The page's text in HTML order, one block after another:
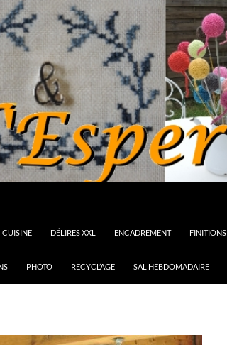
CUISINE DÉLIRES XXL ENCADREMENT FINITIONS
PHOTO RECYCL’ÂGE SAL HEBDOMADAIRE